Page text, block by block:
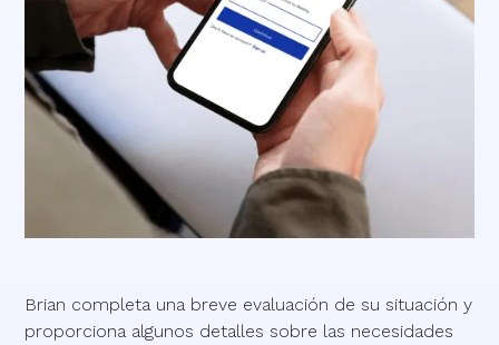
Brian completa una breve evaluación de su situación y
proporciona algunos detalles sobre las necesidades